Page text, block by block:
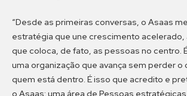
“Desde as primeiras conversas, o Asaas
estratégia que une crescimento acelerado,
que coloca, de fato, as pessoas no centro.
uma organização que avança sem perder o
quem está dentro. É isso que acredito e